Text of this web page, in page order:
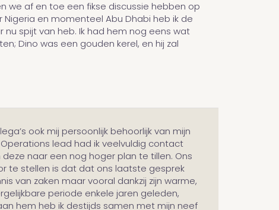
we af en toe een fikse discussie hebben op
en momenteel Abu Dhabi heb ik de
spijt van heb. Ik had hem nog eens wat
Dino was een gouden kerel, en hij zal
ook mij persoonlijk behoorlijk van mijn
lead had ik veelvuldig contact
naar een nog hoger plan te tillen. Ons
te stellen is dat dat ons laatste gesprek
van zaken maar vooral dankzij zijn warme,
periode enkele jaren geleden,
hem heb ik destijds samen met mijn neef